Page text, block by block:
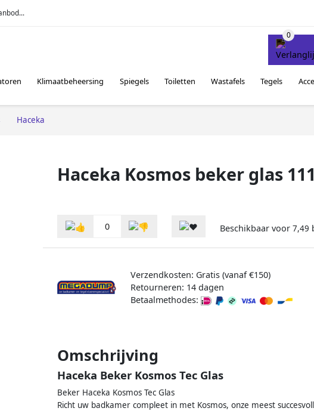
Klimaatbeheersing Spiegels Toiletten Wastafels Tegels
Haceka
Haceka Kosmos beker glas
0 Beschikbaar voor 7,49
Verzendkosten: Gratis (vanaf €150)
Retourneren: 14 dagen
Betaalmethodes:
Omschrijving
Haceka Beker Kosmos Tec Glas
Beker Haceka Kosmos Tec Glas
Richt uw badkamer compleet in met Kosmos, onze meest